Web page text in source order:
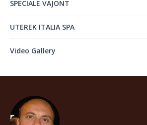
SPECIALE VAJONT
UTEREK ITALIA SPA
Video Gallery